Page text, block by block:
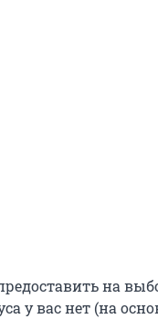
на
у вас нет (на